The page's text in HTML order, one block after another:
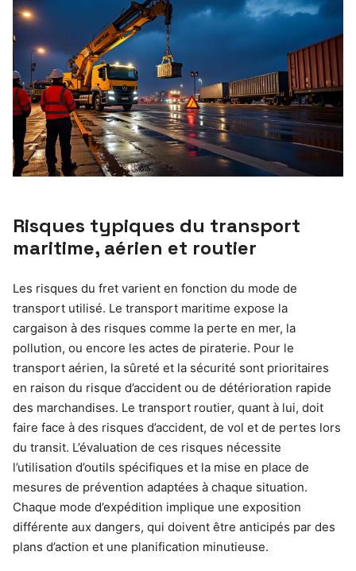
Risques typiques du transport
maritime, aérien et routier
Les risques du fret varient en fonction du mode de
transport utilisé. Le transport maritime expose la
cargaison à des risques comme la perte en mer, la
pollution, ou encore les actes de piraterie. Pour le
transport aérien, la sûreté et la sécurité sont prioritaires
en raison du risque d’accident ou de détérioration rapide
des marchandises. Le transport routier, quant à lui, doit
faire face à des risques d’accident, de vol et de pertes lors
du transit. L’évaluation de ces risques nécessite
l’utilisation d’outils spécifiques et la mise en place de
mesures de prévention adaptées à chaque situation.
Chaque mode d’expédition implique une exposition
différente aux dangers, qui doivent être anticipés par des
plans d’action et une planification minutieuse.